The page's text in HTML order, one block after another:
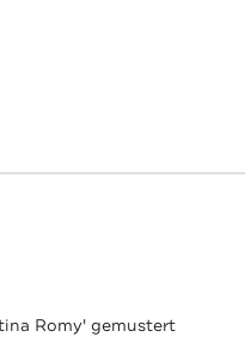
Romy' gemustert